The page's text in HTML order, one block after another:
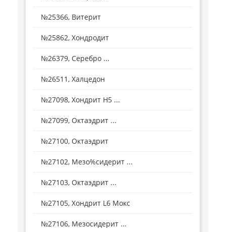
№25366, Витерит
№25862, Хондродит
№26379, Серебро ...
№26511, Халцедон
№27098, Хондрит H5 ...
№27099, Октаэдрит ...
№27100, Октаэдрит
№27102, Мезо%сидерит ...
№27103, Октаэдрит ...
№27105, Хондрит L6 Мокс
№27106, Мезосидерит ...